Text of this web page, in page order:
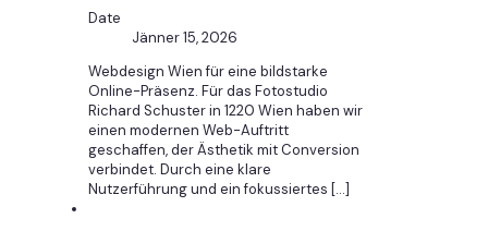
Date
Jänner 15, 2026
Webdesign Wien für eine bildstarke
Online-Präsenz. Für das Fotostudio
Richard Schuster in 1220 Wien haben wir
einen modernen Web-Auftritt
geschaffen, der Ästhetik mit Conversion
verbindet. Durch eine klare
Nutzerführung und ein fokussiertes […]